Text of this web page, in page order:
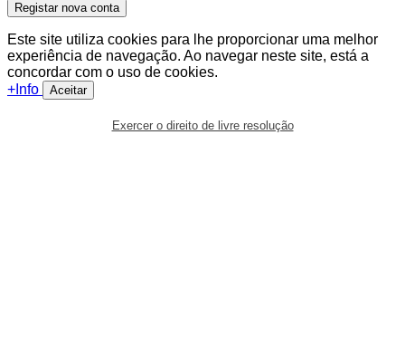
Registar nova conta
Este site utiliza cookies para lhe proporcionar uma melhor
experiência de navegação. Ao navegar neste site, está a
concordar com o uso de cookies.
+Info
Aceitar
Exercer o direito de livre resolução